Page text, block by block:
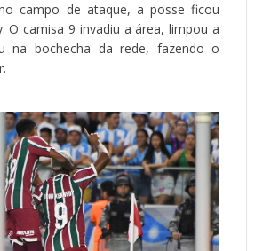
campo de ataque, a posse ficou
O camisa 9 invadiu a área, limpou a
na bochecha da rede, fazendo o